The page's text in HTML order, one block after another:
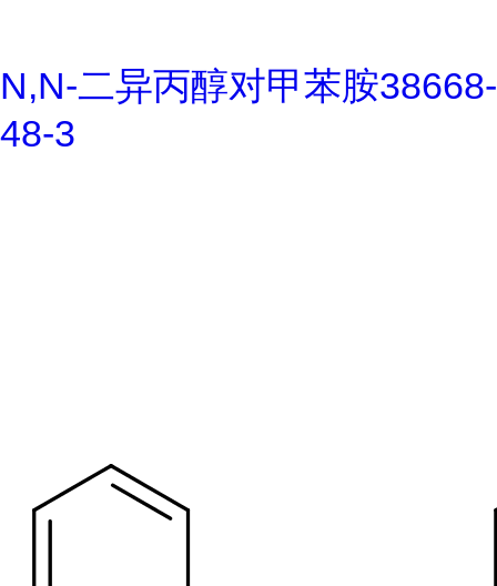
N,N-二异丙醇对甲苯胺38668-
48-3